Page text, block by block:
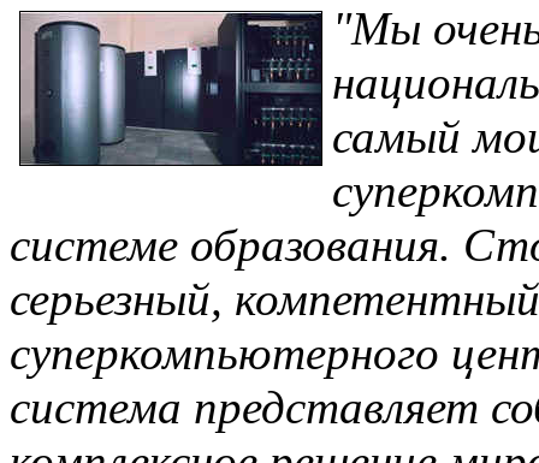
"Мы
самый
системе образования.
серьезный,
суперкомпьютерного
система представляет